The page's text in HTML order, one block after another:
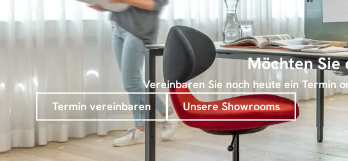
Möchten
Vereinbaren Sie noch heute ein Termin
Termin vereinbaren
Unsere Showrooms